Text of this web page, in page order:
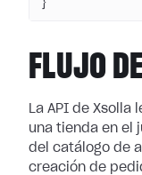
FLUJO
La API de
una tienda en el
del catálogo de
creación de